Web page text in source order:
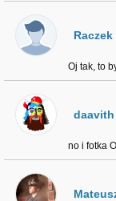
Raczek
Oj tak, to
daavith
no i fotka